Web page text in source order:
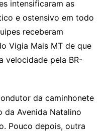
intensificaram as
e ostensivo em todo
receberam
Vigia Mais MT de que
velocidade pela BR-
da caminhonete
da Avenida Natalino
Pouco depois, outra